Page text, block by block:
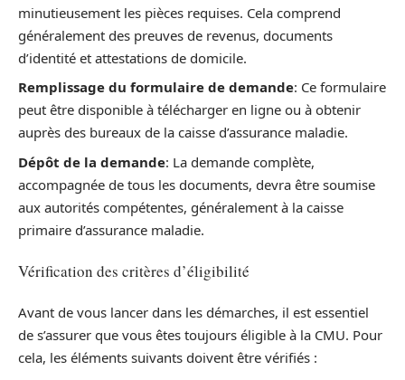
minutieusement les pièces requises. Cela comprend
généralement des preuves de revenus, documents
d’identité et attestations de domicile.
Remplissage du formulaire de demande: Ce formulaire
peut être disponible à télécharger en ligne ou à obtenir
auprès des bureaux de la caisse d’assurance maladie.
Dépôt de la demande: La demande complète,
accompagnée de tous les documents, devra être soumise
aux autorités compétentes, généralement à la caisse
primaire d’assurance maladie.
Vérification des critères d’éligibilité
Avant de vous lancer dans les démarches, il est essentiel
de s’assurer que vous êtes toujours éligible à la CMU. Pour
cela, les éléments suivants doivent être vérifiés :